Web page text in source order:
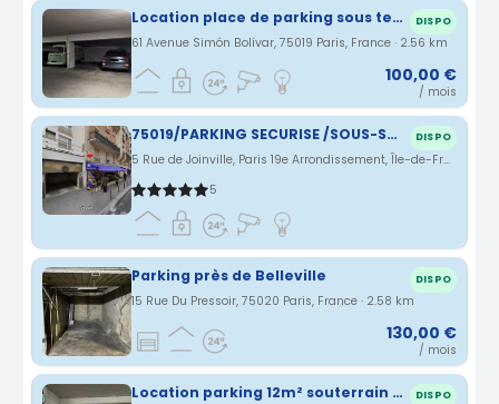
Location place de parking sous terrain (buttes chaumont) DISPO
61 Avenue Simón Bolívar, 75019 Paris, France · 2.56 km
100,00 €
/ mois
75019/PARKING SECURISE /SOUS-SOL/SECTEUR FLANDRE-CRIMEE-QUAI DE LA LOIRE/VILETTE/ DISPO
5 Rue de Joinville, Paris 19e Arrondissement, Île-de-France, France · 2.58 km
5
Parking près de Belleville DISPO
15 Rue Du Pressoir, 75020 Paris, France · 2.58 km
130,00 €
/ mois
Location parking 12m² souterrain et sécurisé - Rue Paul Bert - Quartier coutures Bagnolet (proche ligne 9 et 3) DISPO